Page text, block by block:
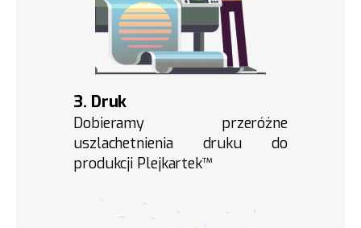
3. Druk
Dobieramy przeróżne
uszlachetnienia druku do
produkcji Plejkartek™